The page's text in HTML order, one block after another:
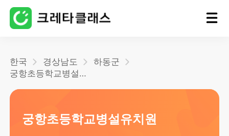
블로그
한국 경상남도
하동군
궁항초등학교병설유치원
궁항초등학교병설유치원